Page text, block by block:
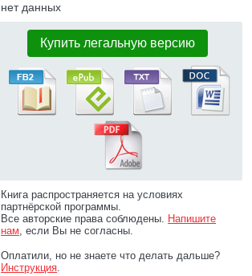
нет данных
Купить легальную версию
Книга распространяется на условиях
партнёрской программы.
Все авторские права соблюдены. Напишите
нам, если Вы не согласны.
Оплатили, но не знаете что делать дальше?
Инструкция.